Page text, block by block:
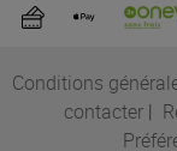
Conditions
contacter|